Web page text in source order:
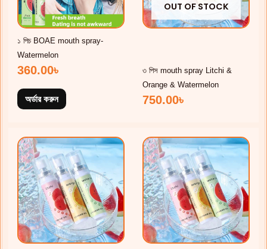
১ পিচ BOAE mouth spray-
Watermelon
360.00৳
অর্ডার করুন
OUT OF STOCK
৩ পিস mouth spray Litchi &
Orange & Watermelon
750.00৳